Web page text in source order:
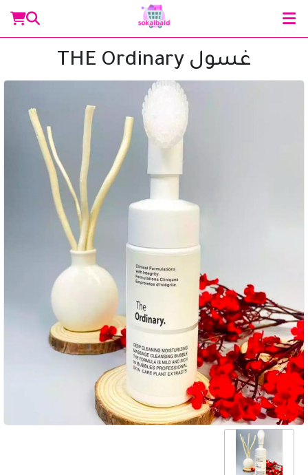
غسول THE Ordinary
مساعد سوق البلد
مرحباً 👋 أنا مساعدك الذكي في سوق البلد.
كيف يمكنني مساعدتك؟ اكتب لي عن المنتج الذي